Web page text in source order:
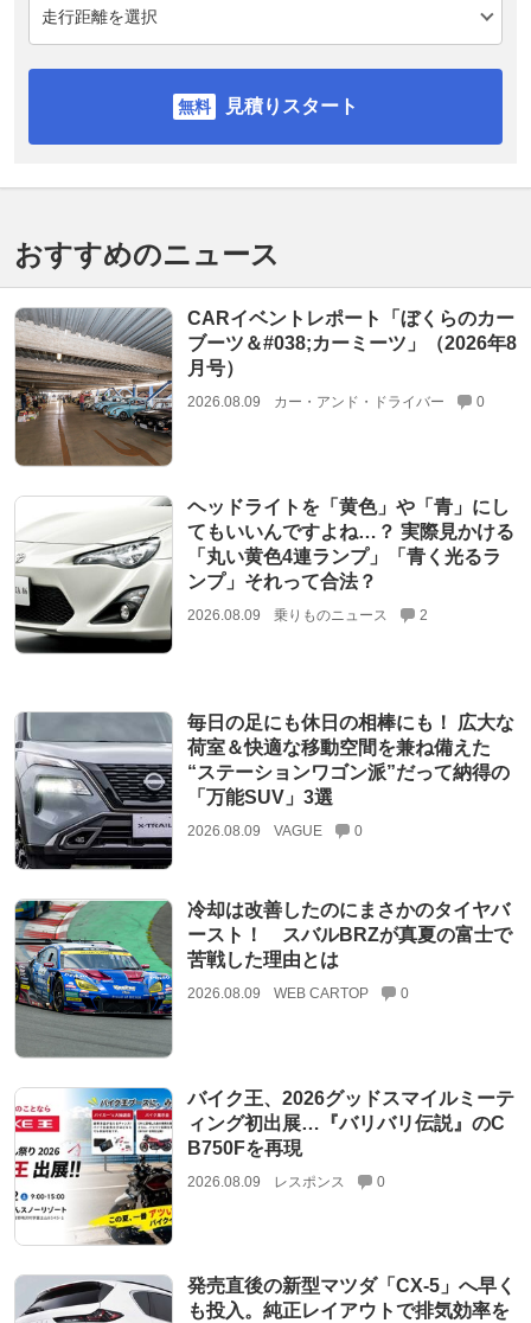
見積りスタート
おすすめのニュース
CARイベントレポート「ぼくらのカー
ブーツ＆#038;カーミーツ」（2026年8
月号）
2026.08.09 カー・アンド・ドライバー 0
ヘッドライトを「黄色」や「青」にし
てもいいんですよね…？ 実際見かける
「丸い黄色4連ランプ」「青く光るラ
ンプ」それって合法？
2026.08.09 乗りものニュース 2
毎日の足にも休日の相棒にも！ 広大な
荷室＆快適な移動空間を兼ね備えた
“ステーションワゴン派”だって納得の
「万能SUV」3選
2026.08.09 VAGUE 0
冷却は改善したのにまさかのタイヤバ
ースト！ スバルBRZが真夏の富士で
苦戦した理由とは
2026.08.09 WEB CARTOP 0
バイク王、2026グッドスマイルミーテ
ィング初出展…『バリバリ伝説』のC
B750Fを再現
2026.08.09 レスポンス 0
発売直後の新型マツダ「CX-5」へ早く
も投入。純正レイアウトで排気効率を